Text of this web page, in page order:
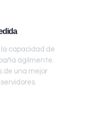
capacidad de
ágilmente.
de una mejor